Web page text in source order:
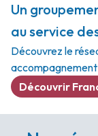
Un
au service
Découvrez le
Découvrir